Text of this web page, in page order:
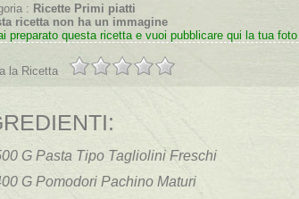
: Ricette Primi piatti
ricetta non ha un immagine
preparato questa ricetta e vuoi pubblicare qui la tua
la Ricetta
G Pasta Tipo Tagliolini Freschi
G Pomodori Pachino Maturi